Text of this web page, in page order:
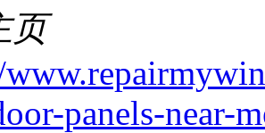
页
panels-near-